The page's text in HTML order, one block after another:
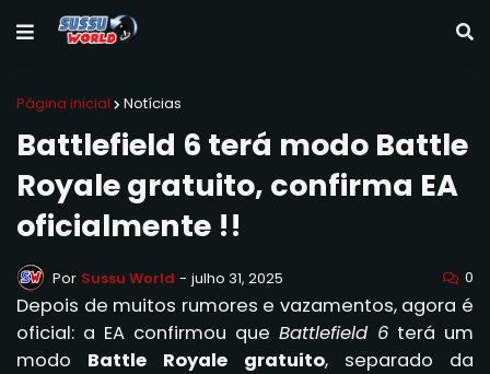
Página inicial Notícias
Battlefield 6 terá modo Battle
Royale gratuito, confirma EA
oficialmente !!
Por Sussu World - julho 31, 2025 0
Depois de muitos rumores e vazamentos, agora é
oficial: a EA confirmou que Battlefield 6 terá um
modo Battle Royale gratuito, separado da